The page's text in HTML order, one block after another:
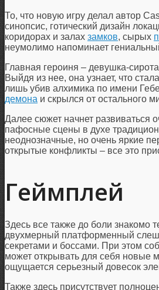
То, что новую игру делал автор
синопсис, готический дизайн
коридорах и залах замков, сырых
неумолимо напоминает
Главная героиня – девушка-
Выйдя из нее, она узнает, что
лишь убив алхимика по имени
демона и скрылся от остального
Далее сюжет начнет развиваться
пафосные сцены в духе
неоднозначные, но очень яркие
открытые конфликты – все это
Геймплей
Здесь все также до боли знакомо
двухмерный платформенный
секретами и боссами. При этом
может открывать для себя новые
ощущается серьезный довесок
Также здесь присутствует